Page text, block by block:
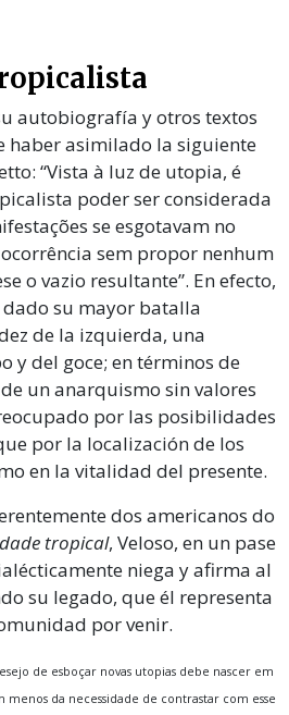
autobiografía y otros textos
haber asimilado la siguiente
“Vista à luz de utopia, é
poder ser considerada
se esgotavam no
sem propor nenhum
o vazio resultante”. En efecto,
su mayor batalla
de la izquierda, una
y del goce; en términos de
un anarquismo sin valores
por las posibilidades
por la localización de los
en la vitalidad del presente.
dos americanos do
tropical, Veloso, en un pase
niega y afirma al
su legado, que él representa
por venir.
de esboçar novas utopias debe nascer em
menos da necessidade de contrastar com esse